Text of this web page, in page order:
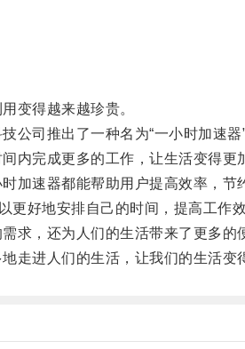
变得越来越珍贵。
司推出了一种名为“一小时加速器”
完成更多的工作，让生活变得更
速器都能帮助用户提高效率，节
好地安排自己的时间，提高工作效
，还为人们的生活带来了更多的
进人们的生活，让我们的生活变